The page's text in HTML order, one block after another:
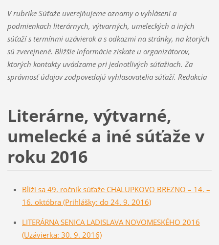
V rubrike Súťaže uverejňujeme oznamy o vyhlásení a
podmienkach literárnych, výtvarných, umeleckých a iných
súťaží s termínmi uzávierok a s odkazmi na stránky, na ktorých
sú zverejnené. Bližšie informácie získate u organizátorov,
ktorých kontakty uvádzame pri jednotlivých súťažiach. Za
správnosť údajov zodpovedajú vyhlasovatelia súťaží. Redakcia
Literárne, výtvarné,
umelecké a iné súťaže v
roku 2016
Blíži sa 49. ročník súťaže CHALUPKOVO BREZNO – 14. –
16. októbra (Prihlášky: do 24. 9. 2016)
LITERÁRNA SENICA LADISLAVA NOVOMESKÉHO 2016
(Uzávierka: 30. 9. 2016)